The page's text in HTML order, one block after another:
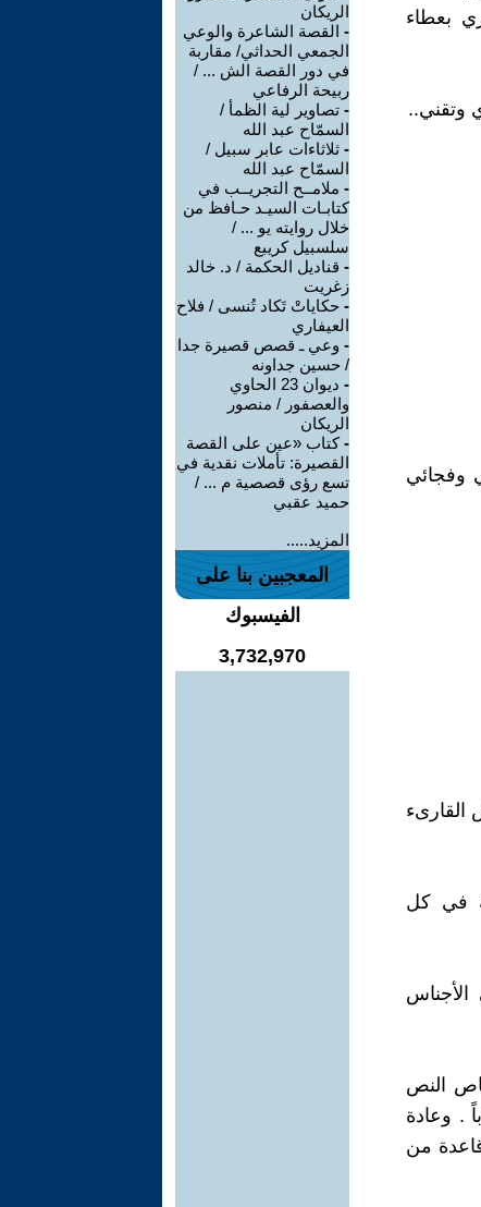
بعطاء
وتقني..
وفجائي
في كل
النص
. وعادة
من
الريكان
- القصة الشاعرة والوعي
الجمعي الحداثي/ مقاربة
في دور القصة الش ... /
ربيحة الرفاعي
- تصاوير لية الظمأ /
السمّاح عبد الله
- ثلاثاءات عابر سبيل /
السمّاح عبد الله
- ملامــح التجريــب في
كتابـات السيـد حـافظ من
خلال روايته يو ... /
سلسبيل كريبع
- قناديل الحكمة / د. خالد
زغريت
- حكاياتْ تَكاد تُنسى / فلاح
العيفاري
- وعي ـ قصص قصيرة جدا
/ حسين جداونه
-
ديوان 23 الحاوي
والعصفور / منصور
الريكان
-كتاب «عين على القصة
القصيرة: تأملات نقدية في
تسع رؤى قصصية م ... /
حميد عقبي
المزيد.....
المعجبين بنا على
الفيسبوك
3,732,970